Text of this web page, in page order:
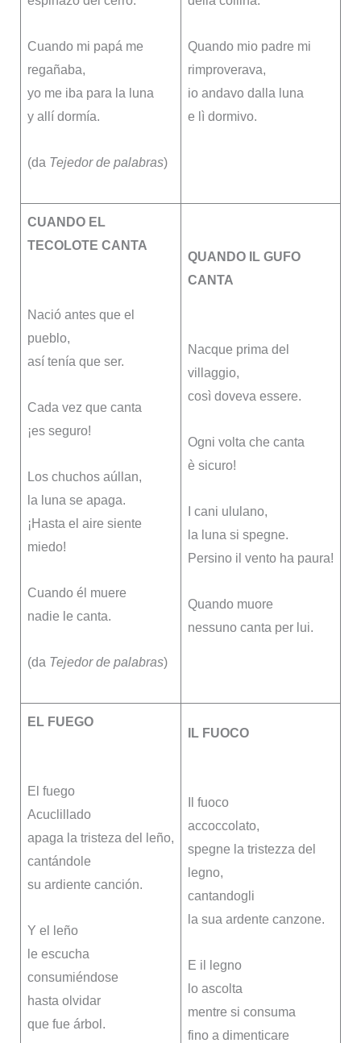
Cuando mi papá me
regañaba,
yo me iba para la luna
y allí dormía.
(da Tejedor de palabras)
Quando mio padre mi
rimproverava,
io andavo dalla luna
e lì dormivo.
CUANDO EL
TECOLOTE CANTA
Nació antes que el
pueblo,
así tenía que ser.
Cada vez que canta
¡es seguro!
Los chuchos aúllan,
la luna se apaga.
¡Hasta el aire siente
miedo!
Cuando él muere
nadie le canta.
(da Tejedor de palabras)
QUANDO IL GUFO
CANTA
Nacque prima del
villaggio,
così doveva essere.
Ogni volta che canta
è sicuro!
I cani ululano,
la luna si spegne.
Persino il vento ha paura!
Quando muore
nessuno canta per lui.
EL FUEGO
El fuego
Acuclillado
apaga la tristeza del leño,
cantándole
su ardiente canción.
Y el leño
le escucha
consumiéndose
hasta olvidar
que fue árbol.
IL FUOCO
Il fuoco
accoccolato,
spegne la tristezza del
legno,
cantandogli
la sua ardente canzone.
E il legno
lo ascolta
mentre si consuma
fino a dimenticare